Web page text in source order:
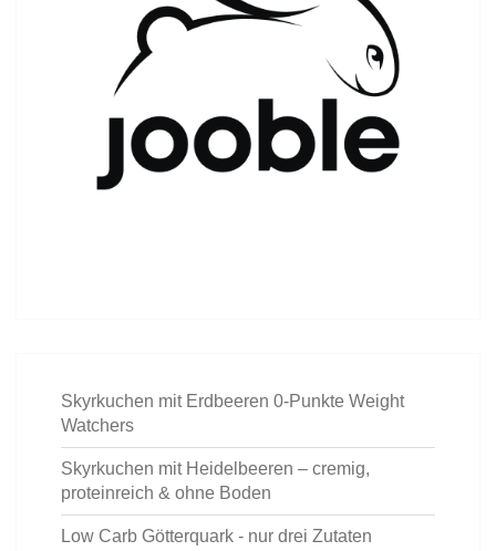
Skyrkuchen mit Erdbeeren 0-Punkte Weight
Watchers
Skyrkuchen mit Heidelbeeren – cremig,
proteinreich & ohne Boden
Low Carb Götterquark - nur drei Zutaten